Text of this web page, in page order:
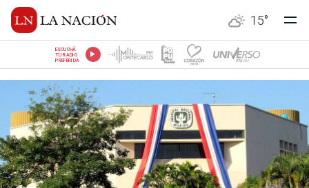
15°
ESCUCHÁ
TU RADIO
PREFERIDA